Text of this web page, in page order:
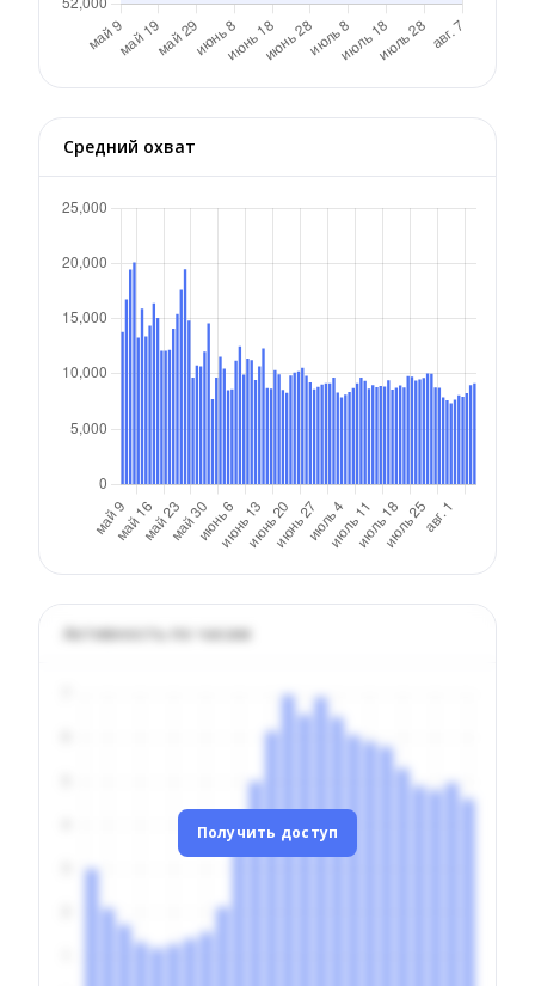
Средний охват
Активность по часам
Получить доступ